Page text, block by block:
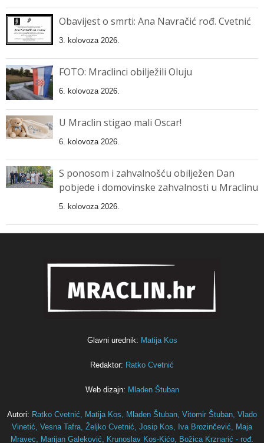
Obavijest o smrti: Ana Navračić rođ. Cvetnić
3. kolovoza 2026.
FOTO: Mraclinci obilježili Oluju
6. kolovoza 2026.
U Mraclin stigao mali Oscar!
6. kolovoza 2026.
S ponosom i zahvalnošću obilježen Dan
pobjede i domovinske zahvalnosti u Mraclinu
5. kolovoza 2026.
Glavni urednik: Matija Kos
Redaktor: Ratko Cvetnić
Web dizajn: Mladen Štuban
Autori: Ratko Cvetnić, Matija Kos, Mladen Štuban, Vitomir Štuban, Vlado
Vinetić, Vesna Tafra, Željko Cvetnić, Josip Kos, Iva Brozinčević, Maja
Mravec, Marijan Galeković, Krunoslav Kos-Kićo, Božica Krznarić - rođ.